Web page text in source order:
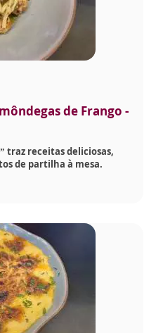
de Frango -
traz receitas deliciosas,
de partilha à mesa.